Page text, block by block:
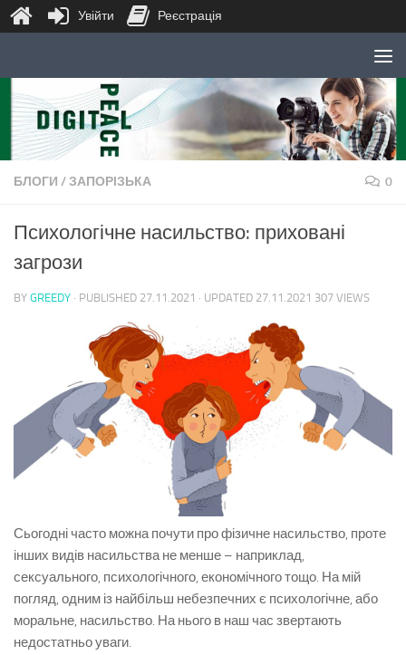
Skip to content
БЛОГИ /ЗАПОРІЗЬКА 0
Психологічне насильство: приховані
загрози
BY GREEDY · PUBLISHED 27.11.2021 · UPDATED 27.11.2021 307 VIEWS
Сьогодні часто можна почути про фізичне насильство, проте
інших видів насильства не менше – наприклад,
сексуального, психологічного, економічного тощо. На мій
погляд, одним із найбільш небезпечних є психологічне, або
моральне, насильство. На нього в наш час звертають
недостатньо уваги.
Увійти Реєстрація